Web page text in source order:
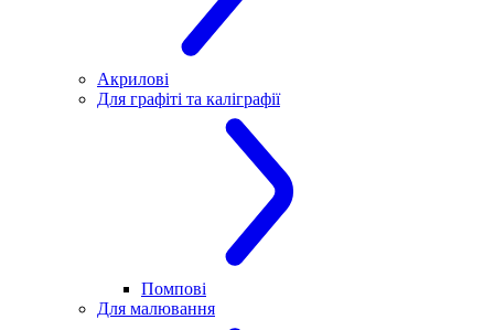
Акрилові
Для графіті та каліграфії
Помпові
Для малювання